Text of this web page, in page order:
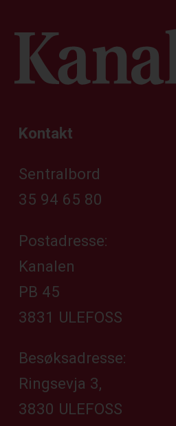
Kontakt
Sentralbord
35 94 65 80
Postadresse:
Kanalen
PB 45
3831 ULEFOSS
Besøksadresse:
Ringsevja 3,
3830 ULEFOSS